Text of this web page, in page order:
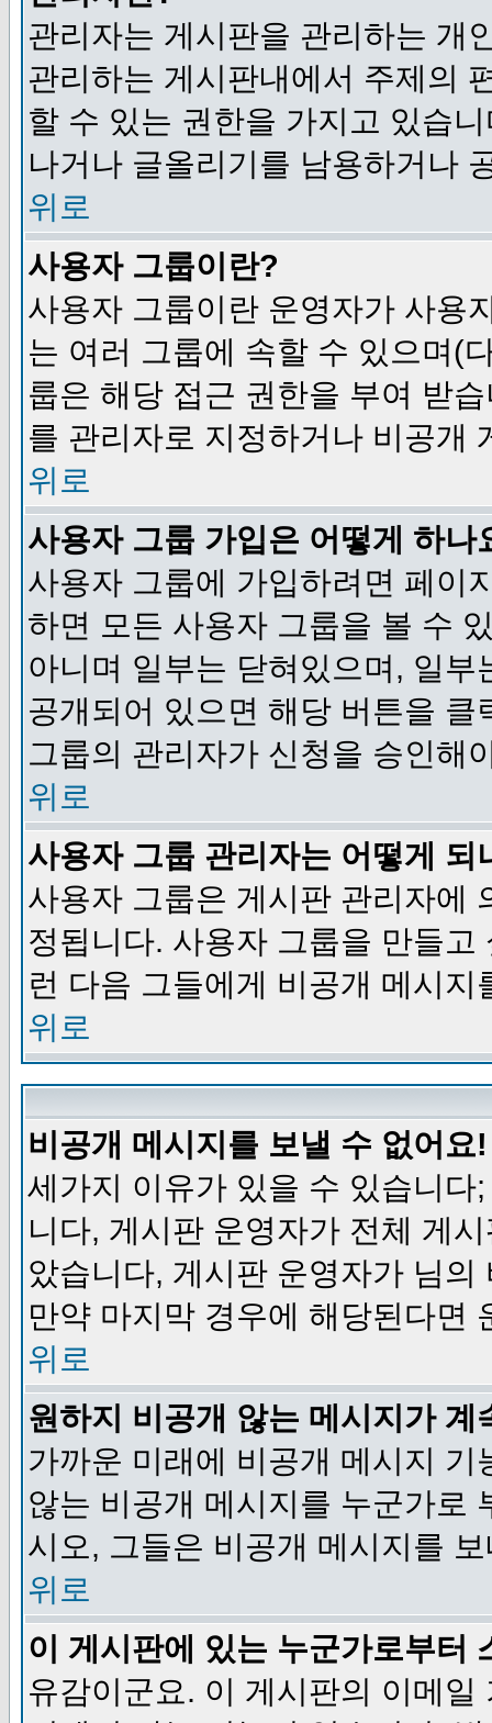
관리자는 게시판을 관리하는 개
관리하는 게시판내에서 주제의
할 수 있는 권한을 가지고 있습
나거나 글올리기를 남용하거나
위로
사용자 그룹이란?
사용자 그룹이란 운영자가 사용
는 여러 그룹에 속할 수 있으며(
룹은 해당 접근 권한을 부여 받
를 관리자로 지정하거나 비공개
위로
사용자 그룹 가입은 어떻게 하나
사용자 그룹에 가입하려면 페이
하면 모든 사용자 그룹을 볼 수
아니며 일부는 닫혀있으며, 일
공개되어 있으면 해당 버튼을
그룹의 관리자가 신청을 승인해
위로
사용자 그룹 관리자는 어떻게 되
사용자 그룹은 게시판 관리자에
정됩니다. 사용자 그룹을 만들
런 다음 그들에게 비공개 메시지
위로
비공개 메시지를 보낼 수 없어요!
세가지 이유가 있을 수 있습니
니다, 게시판 운영자가 전체 게
았습니다, 게시판 운영자가 님
만약 마지막 경우에 해당된다면
위로
원하지 비공개 않는 메시지가 계
가까운 미래에 비공개 메시지
않는 비공개 메시지를 누군가로
시오, 그들은 비공개 메시지를
위로
이 게시판에 있는 누군가로부터
유감이군요. 이 게시판의 이메